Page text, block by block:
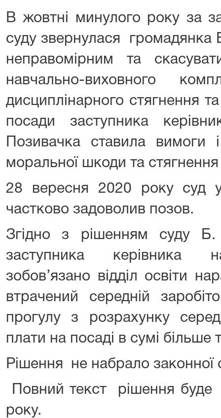
В жовтні минулого року за
суду звернулася громадянка
неправомірним та
навчально-виховного
дисциплінарного стягнення
посади заступника
Позивачка ставила вимоги
моральної шкоди та стягнення
28 вересня 2020 року суд
частково задоволив позов.
Згідно з рішенням суду Б.
заступника керівника
зобов’язано відділ освіти
втрачений середній
прогулу з розрахунку
плати на посаді в сумі більше
Рішення не набрало законної
Повний текст рішення
року.